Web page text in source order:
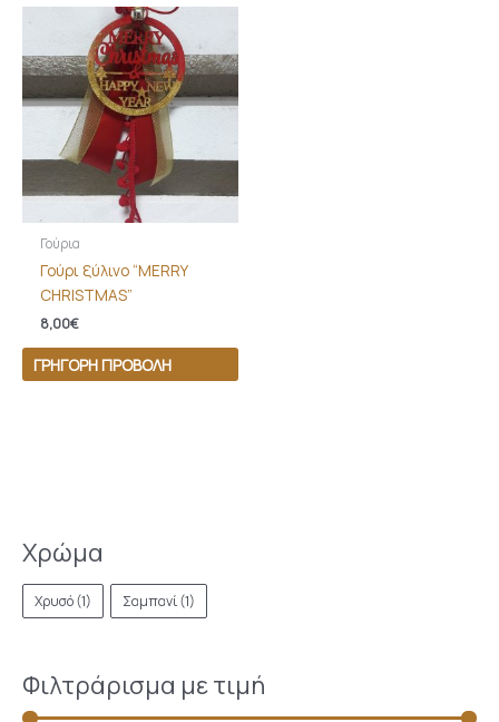
Χρώμα
Χρυσό(1) Σαμπανί(1)
Φιλτράρισμα με τιμή
Γούρια
Γούρι ξύλινο “MERRY
CHRISTMAS”
8,00€
ΓΡΉΓΟΡΗ ΠΡΟΒΟΛΉ